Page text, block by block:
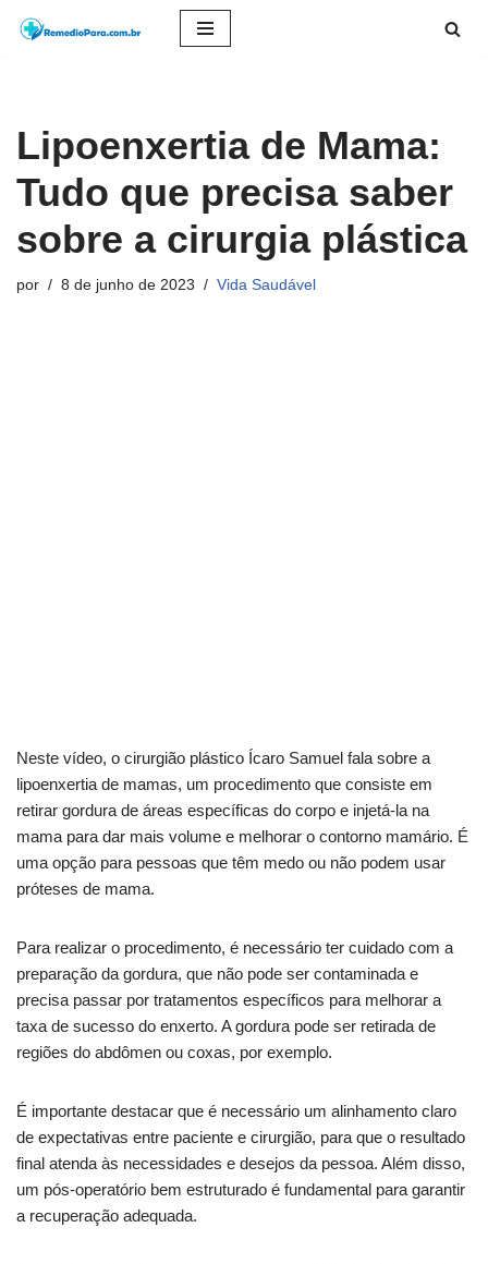
conteúdo
Lipoenxertia de Mama:
Tudo que precisa saber
sobre a cirurgia plástica
por 8 de junho de 2023 Vida Saudável
Neste vídeo, o cirurgião plástico Ícaro Samuel fala sobre a
lipoenxertia de mamas, um procedimento que consiste em
retirar gordura de áreas específicas do corpo e injetá-la na
mama para dar mais volume e melhorar o contorno mamário. É
uma opção para pessoas que têm medo ou não podem usar
próteses de mama.
Para realizar o procedimento, é necessário ter cuidado com a
preparação da gordura, que não pode ser contaminada e
precisa passar por tratamentos específicos para melhorar a
taxa de sucesso do enxerto. A gordura pode ser retirada de
regiões do abdômen ou coxas, por exemplo.
É importante destacar que é necessário um alinhamento claro
de expectativas entre paciente e cirurgião, para que o resultado
final atenda às necessidades e desejos da pessoa. Além disso,
um pós-operatório bem estruturado é fundamental para garantir
a recuperação adequada.